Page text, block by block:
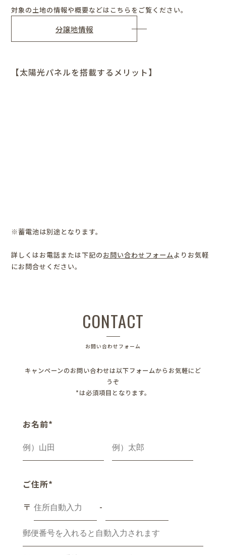
対象の土地の情報や概要などはこちらをご覧ください。
分譲地情報
【太陽光パネルを搭載するメリット】
※蓄電池は別途となります。
詳しくはお電話または下記のお問い合わせフォームよりお気軽
にお問合せください。
CONTACT
お問い合わせフォーム
キャンペーンのお問い合わせは以下フォームからお気軽にど
うぞ
*は必須項目となります。
お名前*
ご住所*
〒
-